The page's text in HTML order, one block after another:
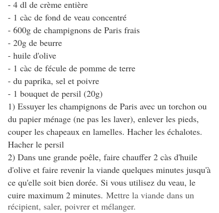
- 4 dl de crème entière
- 1 càc de fond de veau concentré
- 600g de champignons de Paris frais
- 20g de beurre
- huile d'olive
- 1 càc de fécule de pomme de terre
- du paprika, sel et poivre
- 1 bouquet de persil (20g)
1) Essuyer les champignons de Paris avec un torchon ou
du papier ménage (ne pas les laver), enlever les pieds,
couper les chapeaux en lamelles. Hacher les échalotes.
Hacher le persil
2) Dans une grande poêle, faire chauffer 2 càs d'huile
d'olive et faire revenir la viande quelques minutes jusqu'à
ce qu'elle soit bien dorée. Si vous utilisez du veau, le
cuire maximum 2 minutes. Mettre la viande dans un
récipient, saler, poivrer et mélanger.